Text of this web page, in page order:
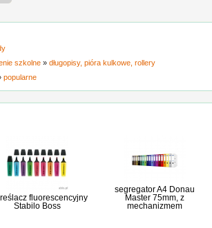
szkolne » długopisy, pióra kulkowe, rollery
popularne
fluorescencyjny
Stabilo Boss
segregator A4 Donau
Master 75mm, z
mechanizmem